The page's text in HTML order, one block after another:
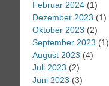
Februar 2024 (1)
Dezember 2023 (1)
Oktober 2023 (2)
September 2023 (1)
August 2023 (4)
Juli 2023 (2)
Juni 2023 (3)